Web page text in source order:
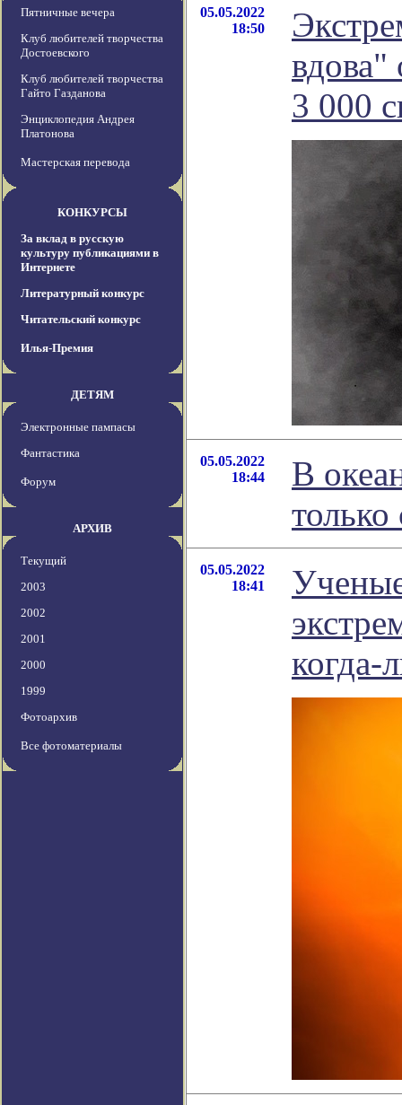
Пятничные вечера
Клуб любителей творчества
Достоевского
Клуб любителей творчества
Гайто Газданова
Энциклопедия Андрея
Платонова
Мастерская перевода
КОНКУРСЫ
За вклад в русскую
культуру публикациями в
Интернете
Литературный конкурс
Читательский конкурс
Илья-Премия
ДЕТЯМ
Электронные пампасы
Фантастика
Форум
АРХИВ
Текущий
2003
2002
2001
2000
1999
Фотоархив
Все фотоматериалы
05.05.2022
18:50
вдова"
3 000
05.05.2022
18:44
В
05.05.2022
18:41
когда-